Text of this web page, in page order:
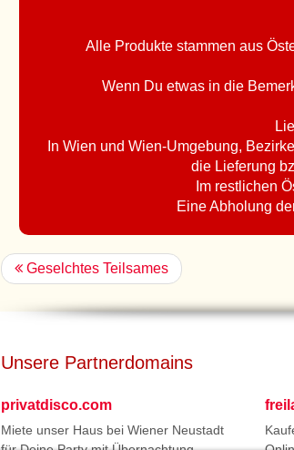
Alle Produkte stammen aus
Wenn Du etwas in die
In Wien und Wien-Umgebung,
die Lieferung
Im restlichen
Eine Abholung
Geselchtes Teilsames
Unsere Partnerdomains
privatdisco.com
Miete unser Haus bei Wiener Neustadt